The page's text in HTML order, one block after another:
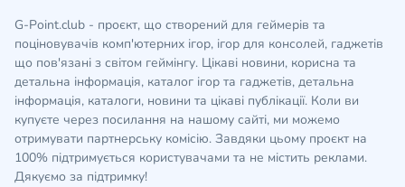
G-Point.club - проєкт, що створений для геймерів та
поціновувачів комп'ютерних ігор, ігор для консолей, гаджетів
що пов'язані з світом геймінгу. Цікаві новини, корисна та
детальна інформація, каталог ігор та гаджетів, детальна
інформація, каталоги, новини та цікаві публікації. Коли ви
купуєте через посилання на нашому сайті, ми можемо
отримувати партнерську комісію. Завдяки цьому проєкт на
100% підтримується користувачами та не містить реклами.
Дякуємо за підтримку!